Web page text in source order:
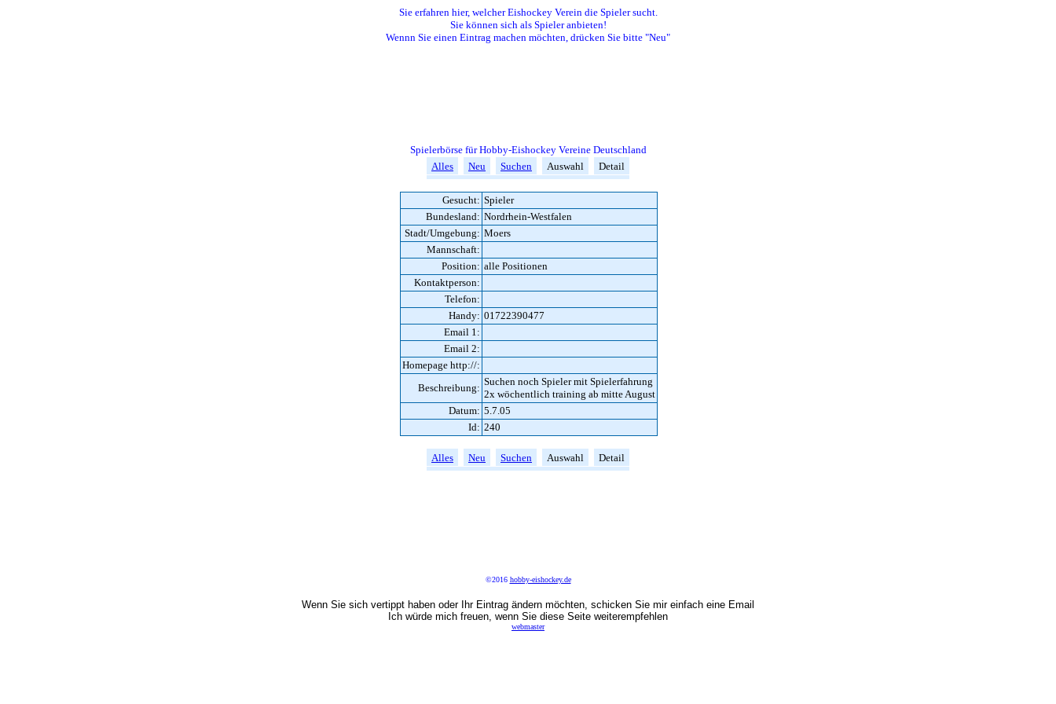
Sie erfahren hier, welcher Eishockey Verein die Spieler sucht.
Sie können sich als Spieler anbieten!
Wennn Sie einen Eintrag machen möchten, drücken Sie bitte "Neu"
Spielerbörse für Hobby-Eishockey Vereine Deutschland
Alles
Neu Suchen Auswahl Detail
Gesucht: Spieler
Bundesland: Nordrhein-Westfalen
Stadt/Umgebung: Moers
Mannschaft:
Position: alle Positionen
Kontaktperson:
Telefon:
Handy: 01722390477
Email 1:
Email 2:
Homepage http://:
Beschreibung:
Suchen noch Spieler mit Spielerfahrung
2x wöchentlich training ab mitte August
Datum: 5.7.05
Id: 240
Alles Neu Suchen Auswahl Detail
©2016 hobby-eishockey.de
Wenn Sie sich vertippt haben oder Ihr Eintrag ändern möchten, schicken Sie mir einfach eine Email
Ich würde mich freuen, wenn Sie diese Seite weiterempfehlen
webmaster